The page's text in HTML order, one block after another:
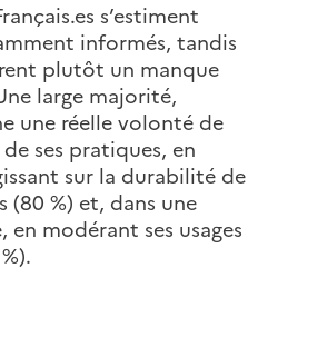
s’estiment
informés, tandis
plutôt un manque
large majorité,
une réelle volonté de
ses pratiques, en
sur la durabilité de
(80 %) et, dans une
en modérant ses usages